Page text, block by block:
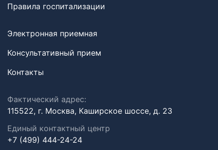
Правила госпитализации
Электронная приемная
Консультативный прием
Контакты
Фактический адрес:
115522, г. Москва, Каширское шоссе, д. 23
Единый контактный центр
+7 (499) 444-24-24